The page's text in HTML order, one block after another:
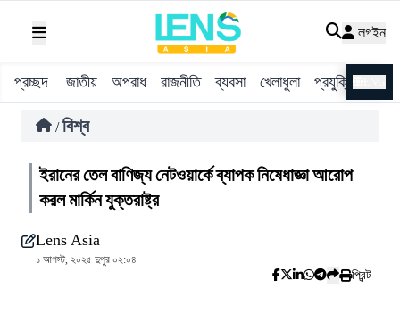
লগইন
প্রচ্ছদ জাতীয় অপরাধ রাজনীতি ব্যবসা খেলাধুলা প্রযুক্তি
/ বিশ্ব
ইরানের তেল বাণিজ্য নেটওয়ার্কে ব্যাপক নিষেধাজ্ঞা আরোপ
করল মার্কিন যুক্তরাষ্ট্র
Lens Asia
১ আগস্ট, ২০২৫ দুপুর ০২:০৪
প্রিন্ট